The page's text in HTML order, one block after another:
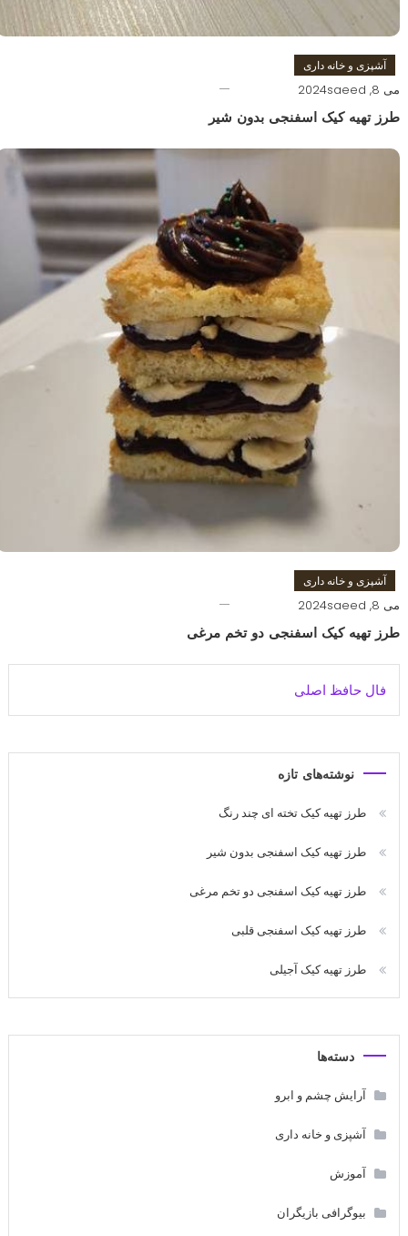
آشپزی و خانه داری
می 8, 2024 saeed
طرز تهیه کیک اسفنجی بدون شیر
آشپزی و خانه داری
می 8, 2024 saeed
طرز تهیه کیک اسفنجی دو تخم مرغی
فال حافظ اصلی
نوشته‌های تازه
طرز تهیه کیک تخته ای چند رنگ
طرز تهیه کیک اسفنجی بدون شیر
طرز تهیه کیک اسفنجی دو تخم مرغی
طرز تهیه کیک اسفنجی قلبی
طرز تهیه کیک آجیلی
دسته‌ها
آرایش چشم و ابرو
آشپزی و خانه داری
آموزش
بیوگرافی بازیگران